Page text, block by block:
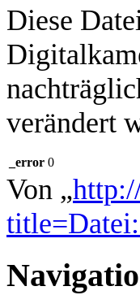
Diese
verändert
_error 0
Von „